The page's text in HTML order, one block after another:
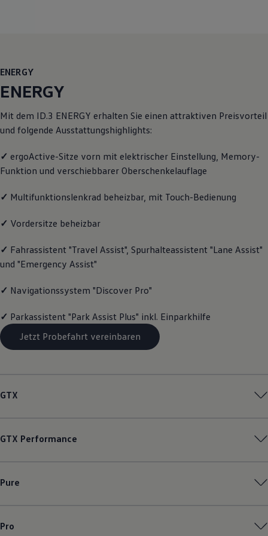
Individualisieren
Wallbox und Ladekabel
Digitale Extras
Volkswagen Apps, Login und Shop
Handy und Fahrzeug verbinden
Über Ihr Auto
Vorgängermodelle
Volkswagen Kundenbetreuung
Assistenzsysteme
Digitale Betriebsanleitung
Live Beratung
Lifestyle
Familie
Elektromobilität
Volkswagen R
Pannen- und Unfallhilfe
Volkswagen Kundenbetreuung
ENERGY
ENERGY
Mit dem ID.3 ENERGY erhalten Sie einen attraktiven Preisvorteil
und folgende Ausstattungshighlights:
✓ ergoActive-Sitze vorn mit elektrischer Einstellung, Memory-
Funktion und verschiebbarer Oberschenkelauflage
✓ Multifunktionslenkrad beheizbar, mit Touch-Bedienung
✓ Vordersitze beheizbar
✓ Fahrassistent "Travel Assist", Spurhalteassistent "Lane Assist"
und "Emergency Assist"
✓ Navigationssystem "Discover Pro"
✓ Parkassistent "Park Assist Plus" inkl. Einparkhilfe
Jetzt Probefahrt vereinbaren
GTX
GTX Performance
Pure
Pro